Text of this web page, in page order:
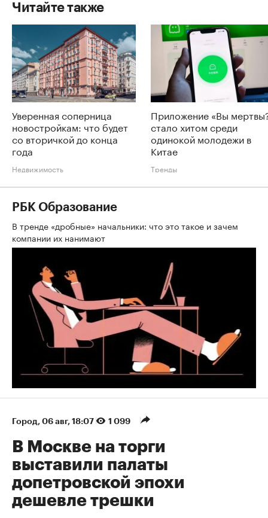
Читайте также
Уверенная соперница
новостройкам: что будет
со вторичкой до конца
года
Недвижимость
Приложение «Вы
стало хитом среди
одинокой молодежи в
Китае
Тренды
РБК Образование
В тренде «дробные» начальники: что это такое и зачем
компании их нанимают
Город⁠, 06 авг, 18:07 1 099
В Москве на торги
выставили палаты
допетровской эпохи
дешевле трешки